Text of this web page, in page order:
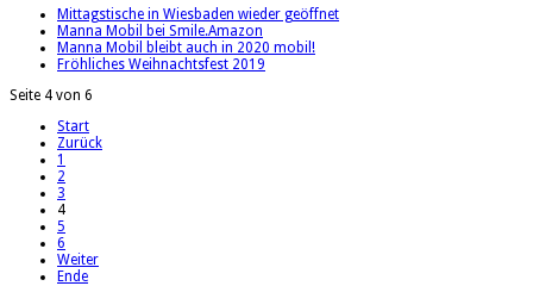
Mittagstische in Wiesbaden wieder geöffnet
Manna Mobil bei Smile.Amazon
Manna Mobil bleibt auch in 2020 mobil!
Fröhliches Weihnachtsfest 2019
Seite 4 von 6
Start
Zurück
1
2
3
4
5
6
Weiter
Ende